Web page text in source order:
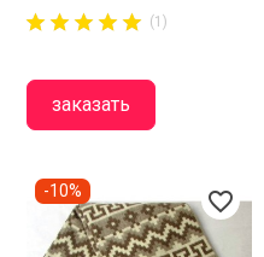

 (1)
заказать
favorite_border
-10%